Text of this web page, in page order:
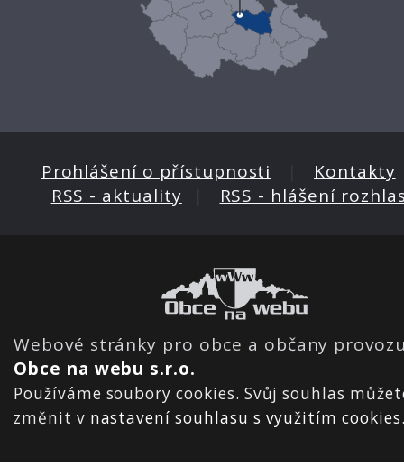
Prohlášení o přístupnosti Kontakty
RSS - aktuality
RSS - hlášení
Webové stránky pro obce a občany
Obce na webu s.r.o.
Používáme soubory cookies. Svůj souhlas
změnit v nastavení souhlasu s využitím cookies